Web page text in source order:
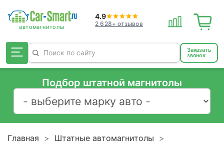
4.9
2 628+ отзывов
Заказать
звонок
Подбор штатной магнитолы
Главная
Штатные автомагнитолы